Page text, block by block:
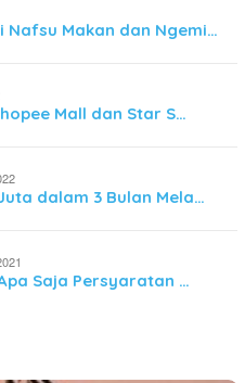
Nafsu Makan dan Ngemi…
Mall dan Star S…
dalam 3 Bulan Mela…
Saja Persyaratan …